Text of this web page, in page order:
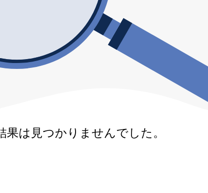
は見つかりませんでした。